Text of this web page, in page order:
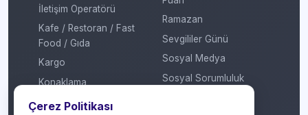
İletişim Operatörü
Kafe / Restoran / Fast
Food / Gıda
Kargo
Konaklama
Kozmetik / Kişisel Bakım
Ramazan
Sevgililer Günü
Sosyal Medya
Sosyal Sorumluluk
Çerez Politikası